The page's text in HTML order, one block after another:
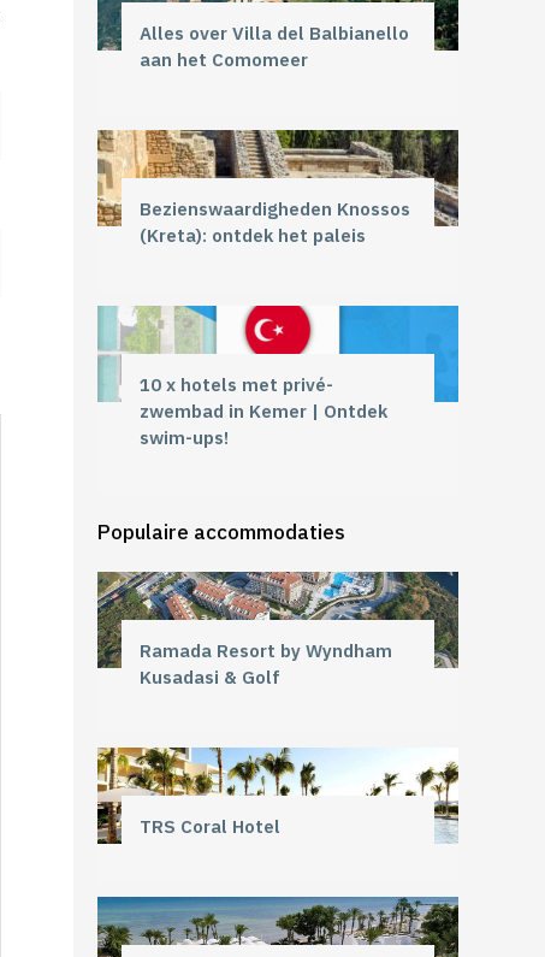
Alles over Villa del Balbianello
aan het Comomeer
Bezienswaardigheden Knossos
(Kreta): ontdek het paleis
10 x hotels met privé-
zwembad in Kemer | Ontdek
swim-ups!
Populaire accommodaties
Ramada Resort by Wyndham
Kusadasi & Golf
TRS Coral Hotel